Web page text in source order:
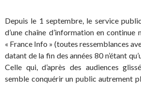
Depuis le 1 septembre, le service
d’une chaîne d’information en continue
« France Info » (toutes ressemblances
datant de la fin des années 80 n’étant
Celle qui, d’après des audiences
semble conquérir un public autrement